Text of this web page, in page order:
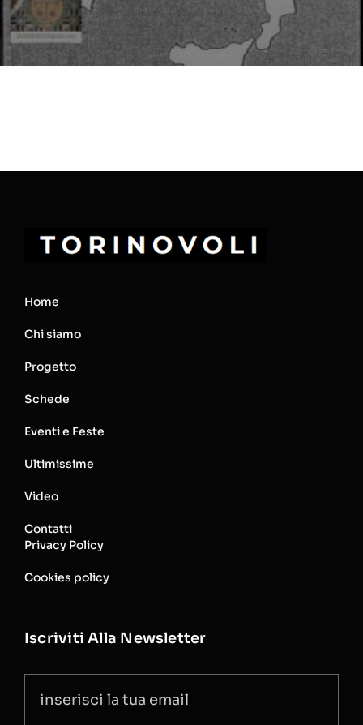
Home
Chi siamo
Progetto
Schede
Eventi e Feste
Ultimissime
Video
Contatti
Privacy Policy
Cookies policy
Iscriviti Alla Newsletter